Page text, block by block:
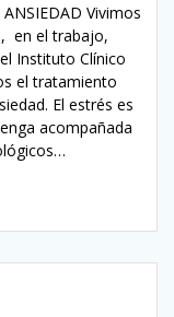
ANSIEDAD Vivimos
en el trabajo,
Instituto Clínico
el tratamiento
El estrés es
acompañada